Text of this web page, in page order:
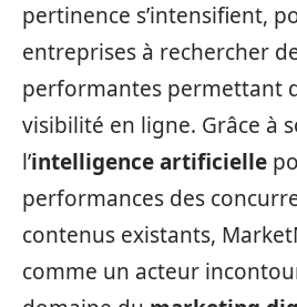
pertinence s’intensifient,
entreprises à rechercher
performantes permettant
visibilité en ligne. Grâce à
l’intelligence artificielle
performances des
contenus existants,
comme un acteur